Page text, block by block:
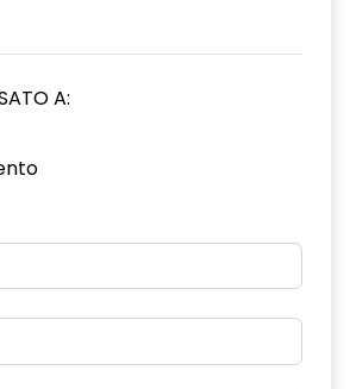
distanza di sicurezza
TFT da 3,5''
4G/5G in base al veicolo
con fari full LED
A: